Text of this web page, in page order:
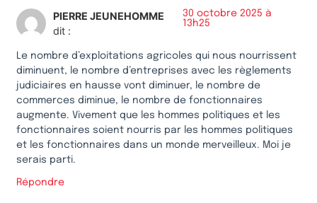
PIERRE JEUNEHOMME
dit :
30 octobre 2025 à
13h25
Le nombre d’exploitations agricoles qui nous nourrissent
diminuent, le nombre d’entreprises avec les règlements
judiciaires en hausse vont diminuer, le nombre de
commerces diminue, le nombre de fonctionnaires
augmente. Vivement que les hommes politiques et les
fonctionnaires soient nourris par les hommes politiques
et les fonctionnaires dans un monde merveilleux. Moi je
serais parti.
Répondre